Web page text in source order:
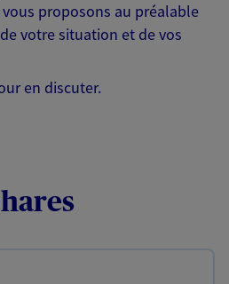
proposons au préalable
votre situation et de vos
en discuter.